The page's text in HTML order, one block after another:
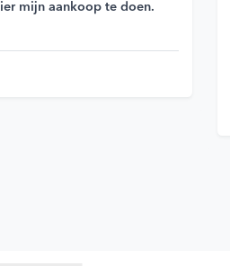
mijn aankoop te doen.